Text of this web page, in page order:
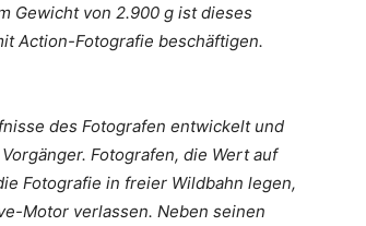
Gewicht von 2.900 g ist dieses
Action-Fotografie beschäftigen.
des Fotografen entwickelt und
Fotografen, die Wert auf
Fotografie in freier Wildbahn legen,
Motor verlassen. Neben seinen